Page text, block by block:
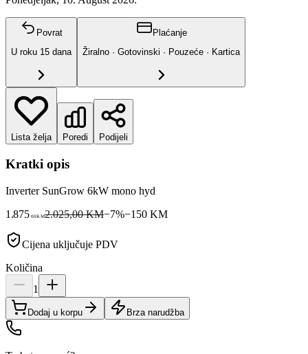
Povrat
U roku 15 dana
Plaćanje
Žiralno · Gotovinski · Pouzeće · Kartica
Lista želja Poredi Podijeli
Kratki opis
Inverter SunGrow 6kW mono hyd
1.875 00KM2.025,00 KM−7%−150KM
Cijena uključuje PDV
Količina
1
Dodaj u korpu Brza narudžba